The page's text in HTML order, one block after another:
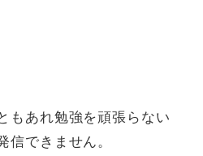
もあれ勉強を頑張らない
信できません。